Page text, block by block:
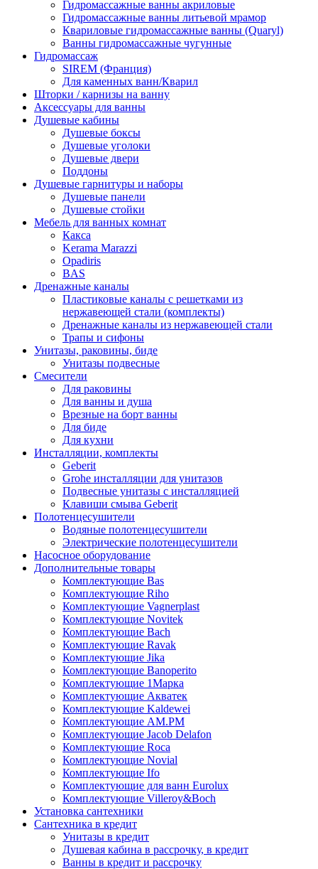
Гидромассажные ванны акриловые
Гидромассажные ванны литьевой мрамор
Квариловые гидромассажные ванны (Quaryl)
Ванны гидромассажные чугунные
Гидромассаж
SIREM (Франция)
Для каменных ванн/Кварил
Шторки / карнизы на ванну
Аксессуары для ванны
Душевые кабины
Душевые боксы
Душевые уголоки
Душевые двери
Поддоны
Душевые гарнитуры и наборы
Душевые панели
Душевые стойки
Мебель для ванных комнат
Какса
Kerama Marazzi
Opadiris
BAS
Дренажные каналы
Пластиковые каналы с решетками из
нержавеющей стали (комплекты)
Дренажные каналы из нержавеющей стали
Трапы и сифоны
Унитазы, раковины, биде
Унитазы подвесные
Смесители
Для раковины
Для ванны и душа
Врезные на борт ванны
Для биде
Для кухни
Инсталляции, комплекты
Geberit
Grohe инсталляции для унитазов
Подвесные унитазы с инсталляцией
Клавиши смыва Geberit
Полотенцесушители
Водяные полотенцесушители
Электрические полотенцесушители
Насосное оборудование
Дополнительные товары
Комплектующие Bas
Комплектующие Riho
Комплектующие Vagnerplast
Комплектующие Novitek
Комплектующие Bach
Комплектующие Ravak
Комплектующие Jika
Комплектующие Banoperito
Комплектующие 1Марка
Комплектующие Акватек
Комплектующие Kaldewei
Комплектующие AM.PM
Комплектующие Jacob Delafon
Комплектующие Roca
Комплектующие Novial
Комплектующие Ifo
Комплектующие для ванн Eurolux
Комплектующие Villeroy&Boch
Установка сантехники
Сантехника в кредит
Унитазы в кредит
Душевая кабина в рассрочку, в кредит
Ванны в кредит и рассрочку